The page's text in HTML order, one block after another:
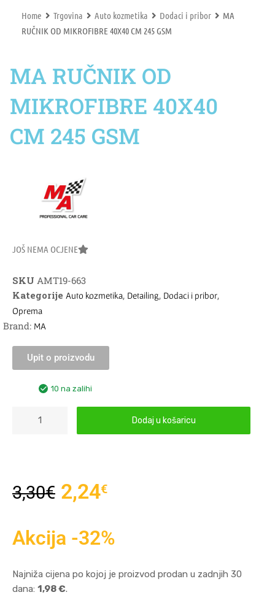
Home Trgovina Auto kozmetika Dodaci i pribor
MA
RUČNIK OD MIKROFIBRE 40X40 CM 245 GSM
MA RUČNIK OD
MIKROFIBRE 40X40
CM 245 GSM
JOŠ NEMA OCJENE
SKU AMT19-663
Kategorije Auto kozmetika, Detailing, Dodaci i pribor,
Oprema
Brand: MA
Upit o proizvodu
10 na zalihi
Dodaj u košaricu
3,30€ 2,24€
Akcija -32%
Najniža cijena po kojoj je proizvod prodan u zadnjih 30
dana: 1,98 €.